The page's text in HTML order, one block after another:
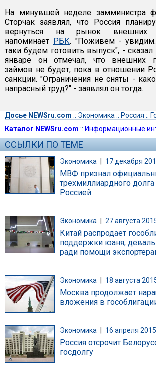
На минувшей неделе замминистра
Сторчак заявлял, что Россия
вернуться на рынок внешних
напоминает РБК. "Поживем -
таки будем готовить выпуск", -
январе он отмечал, что внешних
займов не будет, пока в отношении
санкции. "Ограничения не сняты -
напрасный труд?" - заявлял он тогда.
Досье NEWSru.com :: Экономика :: Россия ::
Каталог NEWSru.com :: Информационные
ССЫЛКИ ПО ТЕМЕ
Экономика | 17 декабря
МВФ признал
трехмиллиардного
Россией
Экономика 27 августа
Китай распродает
поддержки юаня,
ради помощи
Экономика 18 августа
Москва продолжает
вложения в
Экономика 16 апреля 2015
Россия отсрочит
госдолгу